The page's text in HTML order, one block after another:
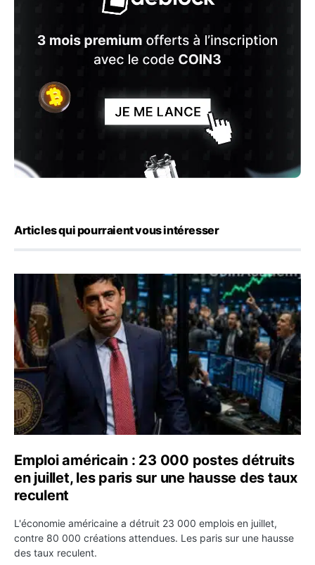
Articles qui pourraient vous intéresser
Emploi américain : 23 000 postes détruits en juillet, les
Emploi américain : 23 000 postes détruits
en juillet, les paris sur une hausse des taux
reculent
L'économie américaine a détruit 23 000 emplois en juillet,
contre 80 000 créations attendues. Les paris sur une hausse
des taux reculent.